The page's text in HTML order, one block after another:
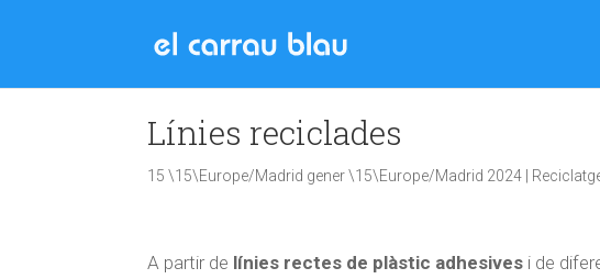
Línies reciclades
15 \15\Europe/Madrid gener \15\Europe/Madrid 2024
A partir de línies rectes de plàstic adhesives i de